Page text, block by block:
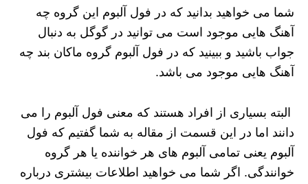
شما می خواهید بدانید که در فول آلبوم این گروه چه
آهنگ هایی موجود است می توانید در گوگل به دنبال
جواب باشید و ببینید که در فول آلبوم گروه ماکان بند چه
آهنگ هایی موجود می باشد.
البته بسیاری از افراد هستند که معنی فول آلبوم را می‌
دانند اما در این قسمت از مقاله به شما گفتیم که فول
آلبوم یعنی تمامی آلبوم های هر خواننده یا هر گروه
خوانندگی. اگر شما می خواهید اطلاعات بیشتری درباره